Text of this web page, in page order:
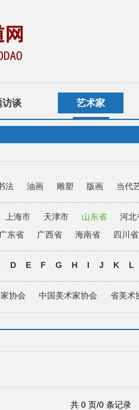
访谈 艺术家
法 油画 雕塑 版画 当代
上海市 天津市 山东省
河北
广东省 广西省 海南省 四川省
D E F G H I J K L
协会 中国美术家协会 省美术
共 0 页/0 条记录